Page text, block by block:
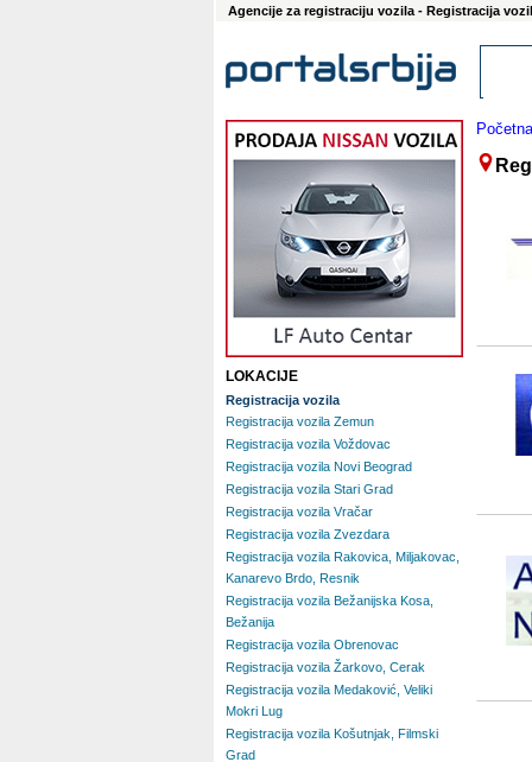
Agencije za registraciju vozila - Registracija
Početna
LOKACIJE
Registracija vozila
Registracija vozila Zemun
Registracija vozila Voždovac
Registracija vozila Novi Beograd
Registracija vozila Stari Grad
Registracija vozila Vračar
Registracija vozila Zvezdara
Registracija vozila Rakovica, Miljakovac,
Kanarevo Brdo, Resnik
Registracija vozila Bežanijska Kosa,
Bežanija
Registracija vozila Obrenovac
Registracija vozila Žarkovo, Cerak
Registracija vozila Medaković, Veliki
Mokri Lug
Registracija vozila Košutnjak, Filmski
Grad